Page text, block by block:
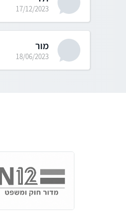
17/12/2023
מור
18/06/2023